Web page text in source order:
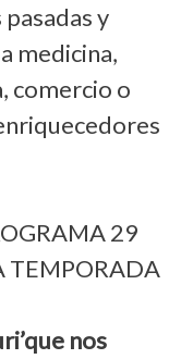
y
medicina,
comercio o
29
TEMPORADA
nos